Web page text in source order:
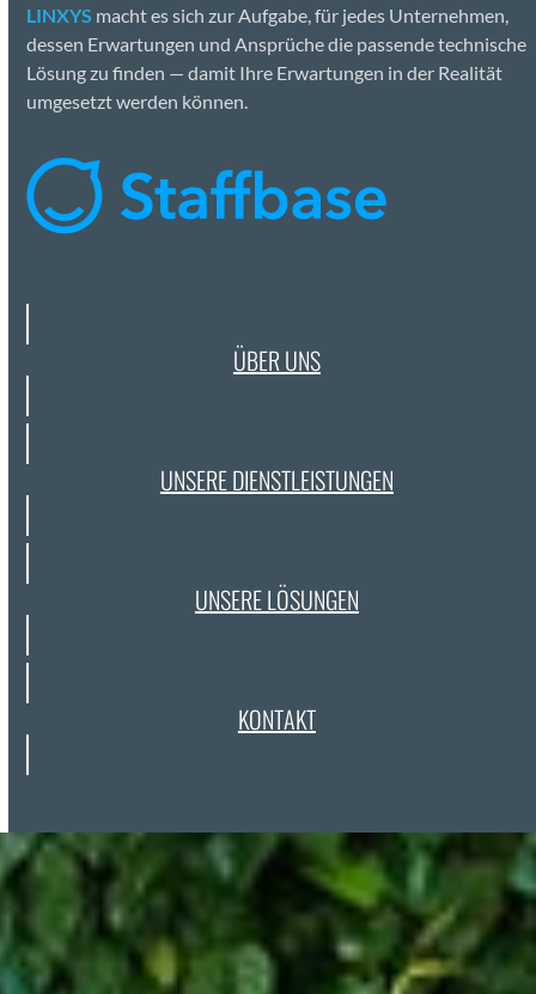
LINXYS macht es sich zur Auf­gabe, für jedes Unternehmen,
dessen Erwartun­gen und Ansprüche die passende tech­nis­che
Lösung zu find­en — damit Ihre Erwartun­gen in der Real­ität
umge­set­zt wer­den kön­nen.
ÜBER UNS
UNSERE DIEN­STLEIS­TUN­GEN
UNSERE LÖSUN­GEN
KON­TAKT